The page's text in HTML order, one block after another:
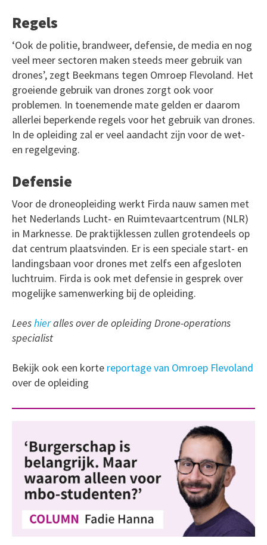
Regels
‘Ook de politie, brandweer, defensie, de media en nog
veel meer sectoren maken steeds meer gebruik van
drones’, zegt Beekmans tegen Omroep Flevoland. Het
groeiende gebruik van drones zorgt ook voor
problemen. In toenemende mate gelden er daarom
allerlei beperkende regels voor het gebruik van drones.
In de opleiding zal er veel aandacht zijn voor de wet-
en regelgeving.
Defensie
Voor de droneopleiding werkt Firda nauw samen met
het Nederlands Lucht- en Ruimtevaartcentrum (NLR)
in Marknesse. De praktijklessen zullen grotendeels op
dat centrum plaatsvinden. Er is een speciale start- en
landingsbaan voor drones met zelfs een afgesloten
luchtruim. Firda is ook met defensie in gesprek over
mogelijke samenwerking bij de opleiding.
Leeshieralles over de opleiding Drone-operations
specialist
Bekijk ook een korte reportage van Omroep Flevoland
over de opleiding